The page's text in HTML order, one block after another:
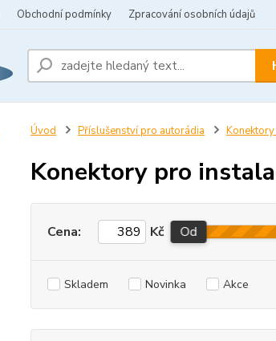
Obchodní podmínky Zpracování osobních údajů
Úvod Příslušenství pro autorádia
Konektory pro
Cena: Kč Od
Skladem Novinka Akce